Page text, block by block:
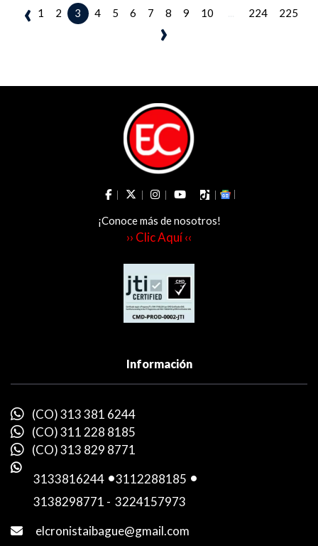
‹ 1 2 3 4 5 6 7 8 9 10 224 225
›
¡Conoce más de nosotros!
›› Clic Aquí ‹‹
Información
(CO) 313 381 6244
(CO) 311 228 8185
(CO) 313 829 8771
3133816244 -3112288185 -
3138298771 - 3224157973
elcronistaibague@gmail.com